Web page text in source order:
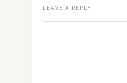
LEAVE A REPLY